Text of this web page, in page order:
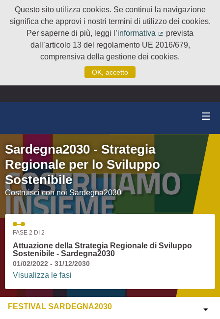
Questo sito utilizza cookies. Se continui la navigazione
significa che approvi i nostri termini di utilizzo dei cookies.
Per saperne di più, leggi l’informativa
(Collegamento
prevista
dall’articolo 13 del regolamento UE 2016/679,
comprensiva della gestione dei cookies.
OK, accetto
Sardegna2030 - Strategia
Regionale per lo Sviluppo
Sostenibile
Costruisci con noi Sardegna2030
FASE 2 DI 2
Attuazione della Strategia Regionale di Sviluppo
Sostenibile - Sardegna2030
01/02/2022 - 31/12/2030
Visualizza le fasi
FESTIVAL SARDEGNA2030